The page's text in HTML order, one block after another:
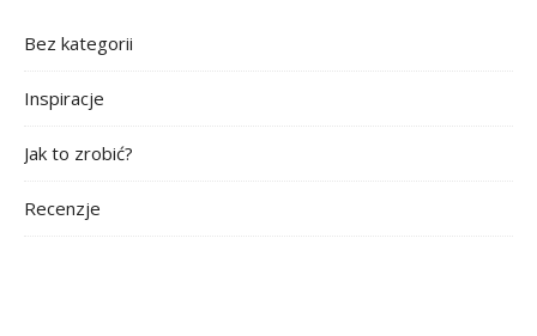
Bez kategorii
Inspiracje
Jak to zrobić?
Recenzje